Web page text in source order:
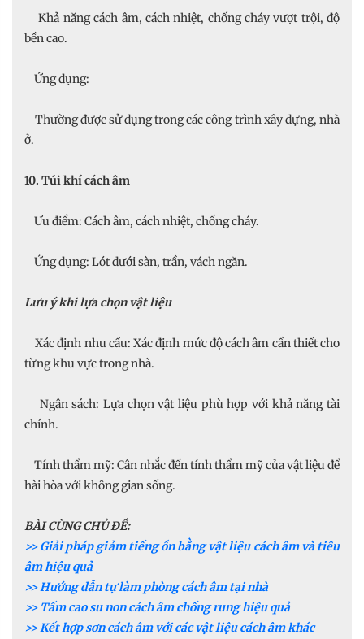
Khả năng cách âm, cách nhiệt, chống cháy vượt trội, độ
bền cao.
Ứng dụng:
Thường được sử dụng trong các công trình xây dựng, nhà
ở.
10. Túi khí cách âm
Ưu điểm: Cách âm, cách nhiệt, chống cháy.
Ứng dụng: Lót dưới sàn, trần, vách ngăn.
Lưu ý khi lựa chọn vật liệu
Xác định nhu cầu: Xác định mức độ cách âm cần thiết cho
từng khu vực trong nhà.
Ngân sách: Lựa chọn vật liệu phù hợp với khả năng tài
chính.
Tính thẩm mỹ: Cân nhắc đến tính thẩm mỹ của vật liệu để
hài hòa với không gian sống.
BÀI CÙNG CHỦ ĐỀ:
>> Giải pháp giảm tiếng ồn bằng vật liệu cách âm và tiêu
âm hiệu quả
>> Hướng dẫn tự làm phòng cách âm tại nhà
>> Tấm cao su non cách âm chống rung hiệu quả
>> Kết hợp sơn cách âm với các vật liệu cách âm khác